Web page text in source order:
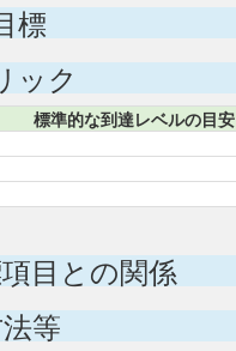
標
ック
標準的な到達レベルの目安
目との関係
等